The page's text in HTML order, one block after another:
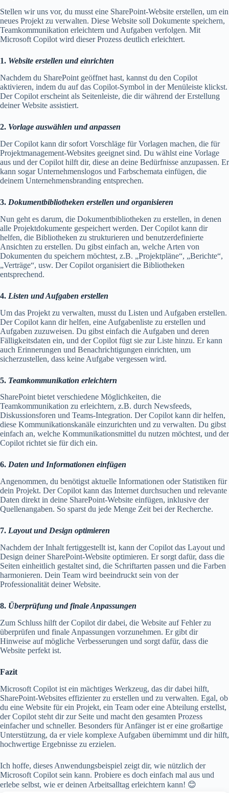
Stellen wir uns vor, du musst eine SharePoint-Website erstellen, um ein
neues Projekt zu verwalten. Diese Website soll Dokumente speichern,
Teamkommunikation erleichtern und Aufgaben verfolgen. Mit
Microsoft Copilot wird dieser Prozess deutlich erleichtert.
1. Website erstellen und einrichten
Nachdem du SharePoint geöffnet hast, kannst du den Copilot
aktivieren, indem du auf das Copilot-Symbol in der Menüleiste klickst.
Der Copilot erscheint als Seitenleiste, die dir während der Erstellung
deiner Website assistiert.
2. Vorlage auswählen und anpassen
Der Copilot kann dir sofort Vorschläge für Vorlagen machen, die für
Projektmanagement-Websites geeignet sind. Du wählst eine Vorlage
aus und der Copilot hilft dir, diese an deine Bedürfnisse anzupassen. Er
kann sogar Unternehmenslogos und Farbschemata einfügen, die
deinem Unternehmensbranding entsprechen.
3. Dokumentbibliotheken erstellen und organisieren
Nun geht es darum, die Dokumentbibliotheken zu erstellen, in denen
alle Projektdokumente gespeichert werden. Der Copilot kann dir
helfen, die Bibliotheken zu strukturieren und benutzerdefinierte
Ansichten zu erstellen. Du gibst einfach an, welche Arten von
Dokumenten du speichern möchtest, z.B. „Projektpläne“, „Berichte“,
„Verträge“, usw. Der Copilot organisiert die Bibliotheken
entsprechend.
4. Listen und Aufgaben erstellen
Um das Projekt zu verwalten, musst du Listen und Aufgaben erstellen.
Der Copilot kann dir helfen, eine Aufgabenliste zu erstellen und
Aufgaben zuzuweisen. Du gibst einfach die Aufgaben und deren
Fälligkeitsdaten ein, und der Copilot fügt sie zur Liste hinzu. Er kann
auch Erinnerungen und Benachrichtigungen einrichten, um
sicherzustellen, dass keine Aufgabe vergessen wird.
5. Teamkommunikation erleichtern
SharePoint bietet verschiedene Möglichkeiten, die
Teamkommunikation zu erleichtern, z.B. durch Newsfeeds,
Diskussionsforen und Teams-Integration. Der Copilot kann dir helfen,
diese Kommunikationskanäle einzurichten und zu verwalten. Du gibst
einfach an, welche Kommunikationsmittel du nutzen möchtest, und der
Copilot richtet sie für dich ein.
6. Daten und Informationen einfügen
Angenommen, du benötigst aktuelle Informationen oder Statistiken für
dein Projekt. Der Copilot kann das Internet durchsuchen und relevante
Daten direkt in deine SharePoint-Website einfügen, inklusive der
Quellenangaben. So sparst du jede Menge Zeit bei der Recherche.
7. Layout und Design optimieren
Nachdem der Inhalt fertiggestellt ist, kann der Copilot das Layout und
Design deiner SharePoint-Website optimieren. Er sorgt dafür, dass die
Seiten einheitlich gestaltet sind, die Schriftarten passen und die Farben
harmonieren. Dein Team wird beeindruckt sein von der
Professionalität deiner Website.
8. Überprüfung und finale Anpassungen
Zum Schluss hilft der Copilot dir dabei, die Website auf Fehler zu
überprüfen und finale Anpassungen vorzunehmen. Er gibt dir
Hinweise auf mögliche Verbesserungen und sorgt dafür, dass die
Website perfekt ist.
Fazit
Microsoft Copilot ist ein mächtiges Werkzeug, das dir dabei hilft,
SharePoint-Websites effizienter zu erstellen und zu verwalten. Egal, ob
du eine Website für ein Projekt, ein Team oder eine Abteilung erstellst,
der Copilot steht dir zur Seite und macht den gesamten Prozess
einfacher und schneller. Besonders für Anfänger ist er eine großartige
Unterstützung, da er viele komplexe Aufgaben übernimmt und dir hilft,
hochwertige Ergebnisse zu erzielen.
Ich hoffe, dieses Anwendungsbeispiel zeigt dir, wie nützlich der
Microsoft Copilot sein kann. Probiere es doch einfach mal aus und
erlebe selbst, wie er deinen Arbeitsalltag erleichtern kann! 😊